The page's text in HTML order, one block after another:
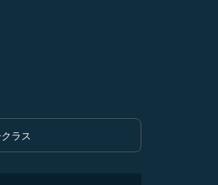
エコノミークラス Selected
ラス